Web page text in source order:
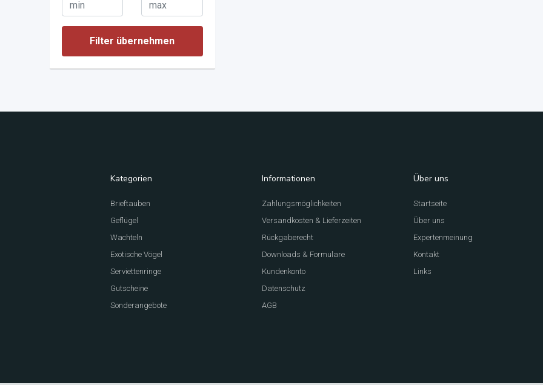
Filter übernehmen
Kategorien
Brieftauben
Geflügel
Wachteln
Exotische Vögel
Serviettenringe
Gutscheine
Sonderangebote
Informationen
Zahlungsmöglichkeiten
Versandkosten & Lieferzeiten
Rückgaberecht
Downloads & Formulare
Kundenkonto
Datenschutz
AGB
Über uns
Startseite
Über uns
Expertenmeinung
Kontakt
Links